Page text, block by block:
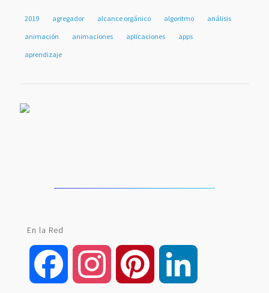
2019 agregador alcance orgánico algoritmo
análisis
animación
animaciones aplicaciones
apps
aprendizaje
En la Red
Facebook Instagram Pinterest